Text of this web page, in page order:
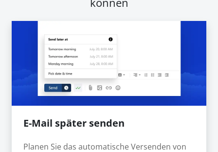
E-Mail später senden
Planen Sie das automatische Versenden von